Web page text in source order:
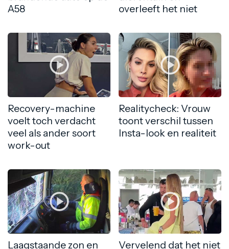
A58
overleeft het niet
Recovery-machine
voelt toch verdacht
veel als ander soort
work-out
Realitycheck: Vrouw
toont verschil tussen
Insta-look en realiteit
Laagstaande zon en
Vervelend dat het niet